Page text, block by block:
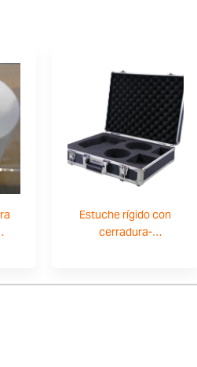
Estuche rígido con
cerradura-